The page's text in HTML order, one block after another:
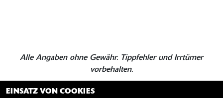
Alle Angaben ohne Gewähr. Tippfehler und Irrtümer
vorbehalten.
EINSATZ VON COOKIES